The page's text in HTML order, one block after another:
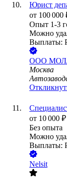
Юрист
от 100 000
Опыт 1-3
Можно
Выплаты:
ООО
Москва
от 10 000 ₽
Без опыта
Можно
Выплаты:
Nelsit